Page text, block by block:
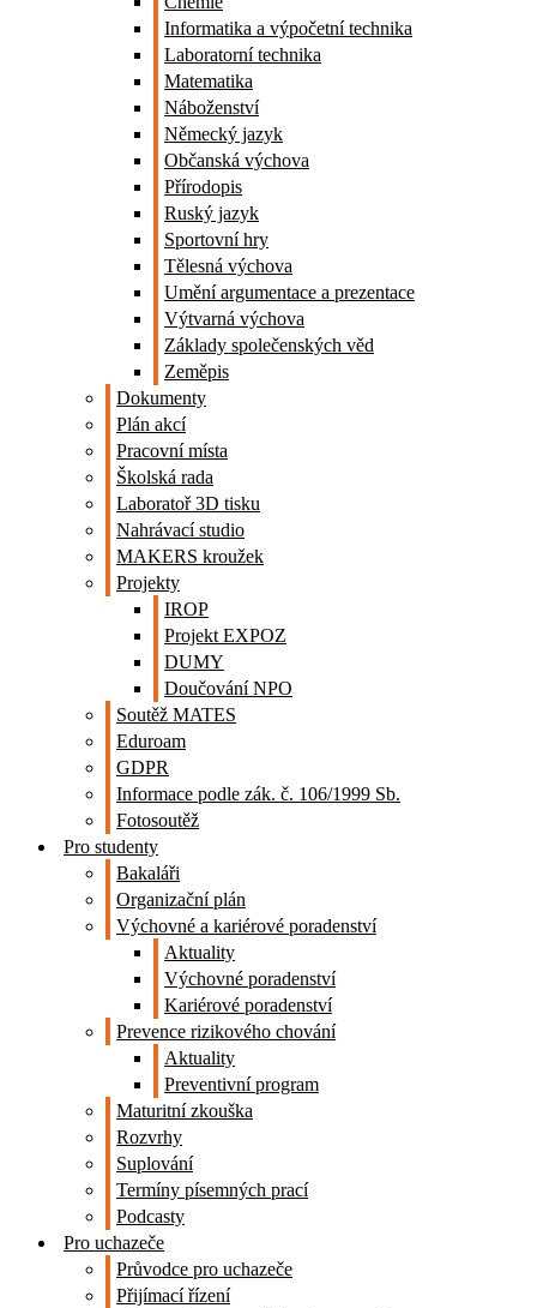
Informatika a výpočetní technika
Laboratorní technika
Matematika
Náboženství
Německý jazyk
Občanská výchova
Přírodopis
Ruský jazyk
Sportovní hry
Tělesná výchova
Umění argumentace a prezentace
Výtvarná výchova
Základy společenských věd
Zeměpis
Dokumenty
Plán akcí
Pracovní místa
Školská rada
Laboratoř 3D tisku
Nahrávací studio
MAKERS kroužek
Projekty
IROP
Projekt EXPOZ
DUMY
Doučování NPO
Soutěž MATES
Eduroam
GDPR
Informace podle zák. č. 106/1999 Sb.
Fotosoutěž
Pro studenty
Bakaláři
Organizační plán
Výchovné a kariérové poradenství
Aktuality
Výchovné poradenství
Kariérové poradenství
Prevence rizikového chování
Aktuality
Preventivní program
Maturitní zkouška
Rozvrhy
Suplování
Termíny písemných prací
Podcasty
Pro uchazeče
Průvodce pro uchazeče
Přijímací řízení